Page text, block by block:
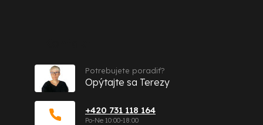
+420 731 118 164
Potrebujete poradiť?
Opýtajte sa Terezy